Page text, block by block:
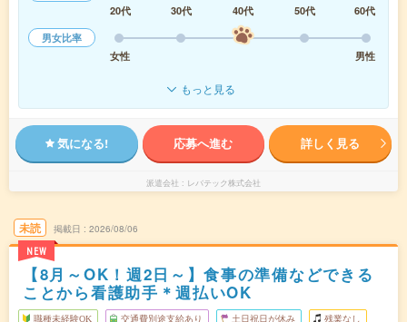
20代
30代 40代 50代
60代
男女比率
女性
男性
もっと見る
気になる! 応募へ進む 詳しく見る
派遣会社 レバテック株式会社
未読
NEW
掲載日 2026/08/06
【8月～OK！週2日～】食事の準備などできる
ことから看護助手＊週払いOK
職種未経験OK 交通費別途支給あり 土日祝日が休み 残業なし